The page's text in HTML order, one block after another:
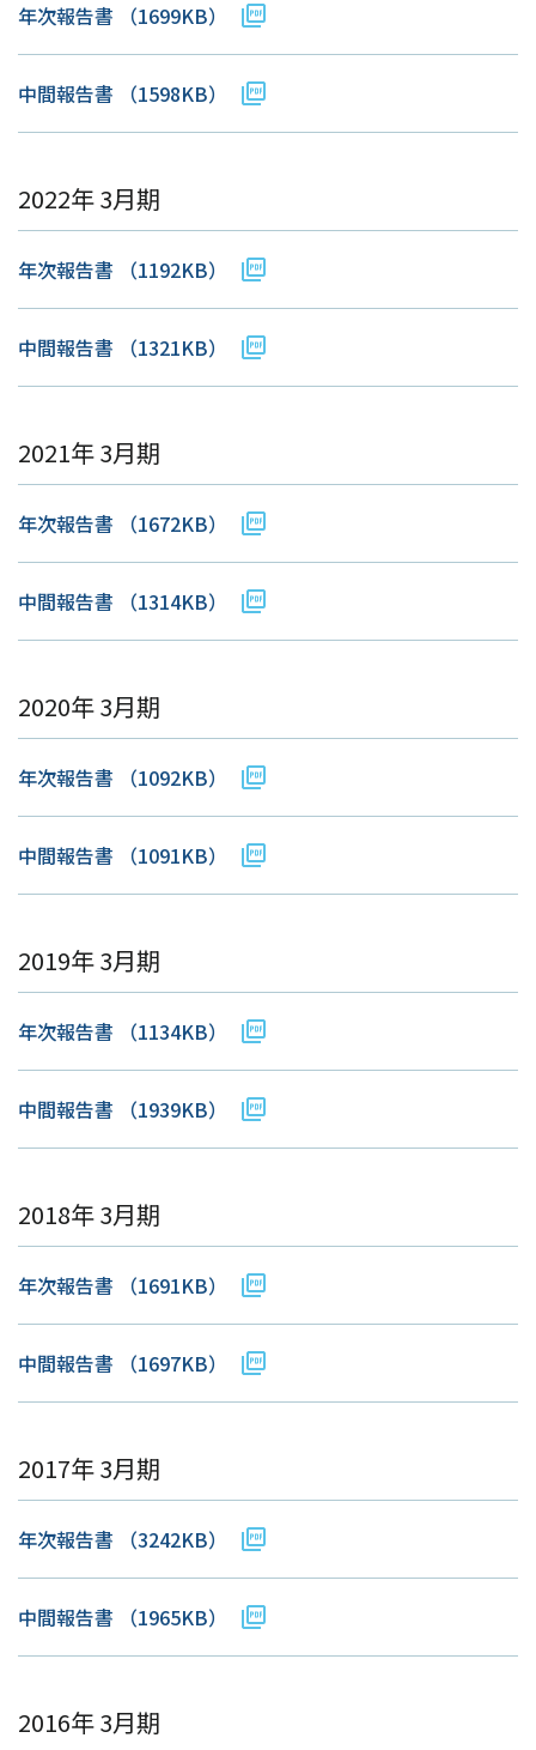
年次報告書 （1699KB）
中間報告書 （1598KB）
2022年 3月期
年次報告書 （1192KB）
中間報告書 （1321KB）
2021年 3月期
年次報告書 （1672KB）
中間報告書 （1314KB）
2020年 3月期
年次報告書 （1092KB）
中間報告書 （1091KB）
2019年 3月期
年次報告書 （1134KB）
中間報告書 （1939KB）
2018年 3月期
年次報告書 （1691KB）
中間報告書 （1697KB）
2017年 3月期
年次報告書 （3242KB）
中間報告書 （1965KB）
2016年 3月期